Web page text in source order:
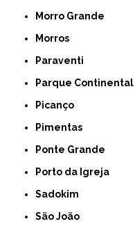
Morro Grande
Morros
Paraventi
Parque Continental
Picanço
Pimentas
Ponte Grande
Porto da Igreja
Sadokim
São João